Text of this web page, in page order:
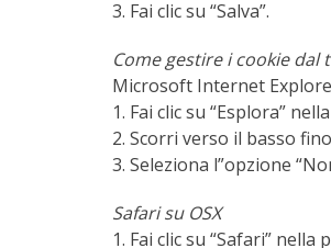
3. Fai clic su “Salva”.
Come gestire i cookie dal
Microsoft Internet
1. Fai clic su “Esplora”
2. Scorri verso il basso
3. Seleziona l”opzione
Safari su OSX
1. Fai clic su “Safari”